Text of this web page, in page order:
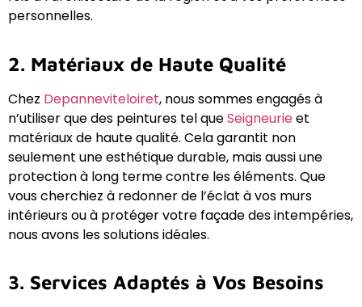
personnelles.
2. Matériaux de Haute Qualité
Chez Depanneviteloiret, nous sommes engagés à
n’utiliser que des peintures tel queSeigneurieet
matériaux de haute qualité. Cela garantit non
seulement une esthétique durable, mais aussi une
protection à long terme contre les éléments. Que
vous cherchiez à redonner de l’éclat à vos murs
intérieurs ou à protéger votre façade des intempéries,
nous avons les solutions idéales.
3. Services Adaptés à Vos Besoins